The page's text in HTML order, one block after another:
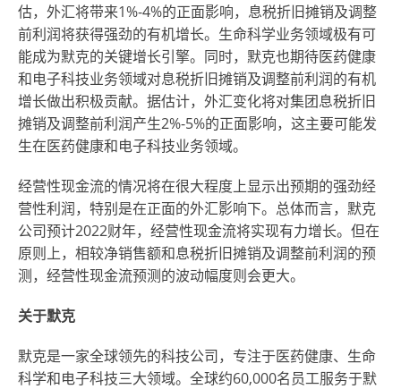
估，外汇将带来1%-4%的正面影响，息税折旧摊销及调整
前利润将获得强劲的有机增长。生命科学业务领域极有可
能成为默克的关键增长引擎。同时，默克也期待医药健康
和电子科技业务领域对息税折旧摊销及调整前利润的有机
增长做出积极贡献。据估计，外汇变化将对集团息税折旧
摊销及调整前利润产生2%-5%的正面影响，这主要可能发
生在医药健康和电子科技业务领域。
经营性现金流的情况将在很大程度上显示出预期的强劲经
营性利润，特别是在正面的外汇影响下。总体而言，默克
公司预计2022财年，经营性现金流将实现有力增长。但在
原则上，相较净销售额和息税折旧摊销及调整前利润的预
测，经营性现金流预测的波动幅度则会更大。
关于默克
默克是一家全球领先的科技公司，专注于医药健康、生命
科学和电子科技三大领域。全球约60,000名员工服务于默